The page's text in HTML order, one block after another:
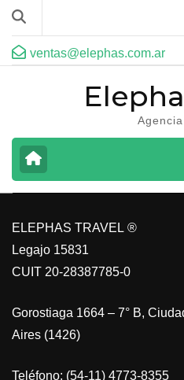
ventas@elephas.com.ar
ELEPHAS TRAVEL ®
Legajo 15831
CUIT 20-28387785-0
Gorostiaga 1664 – 7° B,
Aires (1426)
Teléfono: (54-11) 4773-8355